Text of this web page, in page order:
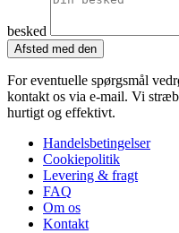
besked
Afsted med den
For eventuelle spørgsmål
kontakt os via e-mail. Vi
hurtigt og effektivt.
Handelsbetingelser
Cookiepolitik
Levering & fragt
FAQ
Om os
Kontakt